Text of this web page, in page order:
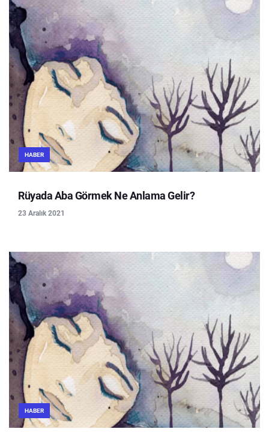
HABER
Rüyada Aba Görmek Ne Anlama Gelir?
23 Aralık 2021
HABER